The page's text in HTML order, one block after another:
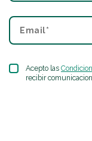
Acepto las
recibir